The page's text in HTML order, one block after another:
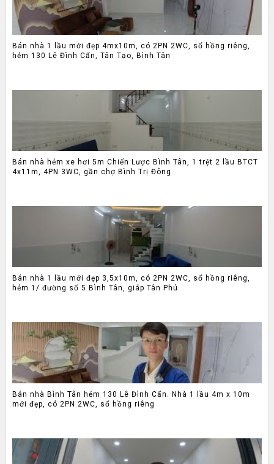
Bán nhà 1 lầu mới đẹp 4mx10m, có 2PN 2WC, sổ hồng riêng,
hẻm 130 Lê Đình Cẩn, Tân Tạo, Bình Tân
Bán nhà hẻm xe hơi 5m Chiến Lược Bình Tân, 1 trệt 2 lầu BTCT
4x11m, 4PN 3WC, gần chợ Bình Trị Đông
Bán nhà 1 lầu mới đẹp 3,5x10m, có 2PN 2WC, sổ hồng riêng,
hẻm 1/ đường số 5 Bình Tân, giáp Tân Phú
Bán nhà Bình Tân hẻm 130 Lê Đình Cẩn. Nhà 1 lầu 4m x 10m
mới đẹp, có 2PN 2WC, sổ hồng riêng